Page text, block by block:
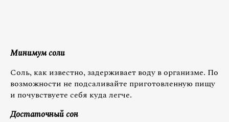
Минимум соли
Соль, как известно, задерживает воду в организме. По
возможности не подсаливайте приготовленную пищу
и почувствуете себя куда легче.
Достаточный сон